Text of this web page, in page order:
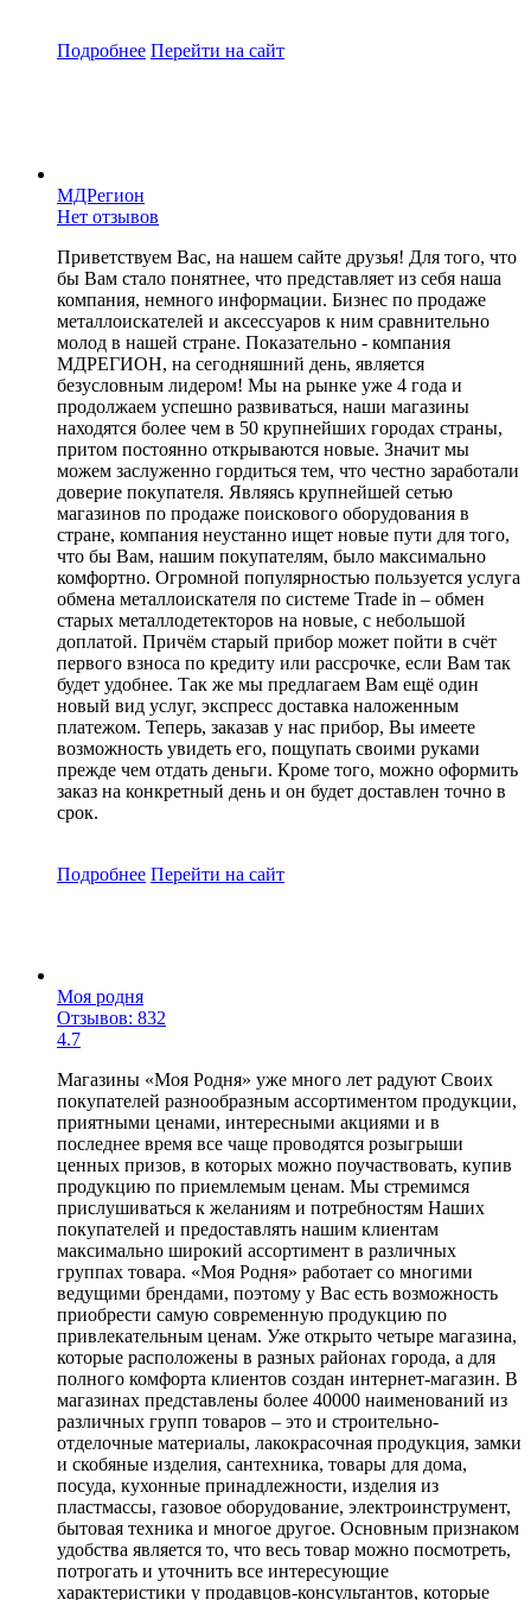
Подробнее Перейти на сайт
МДРегион
Нет отзывов
Приветствуем Вас, на нашем сайте друзья! Для того, что
бы Вам стало понятнее, что представляет из себя наша
компания, немного информации. Бизнес по продаже
металлоискателей и аксессуаров к ним сравнительно
молод в нашей стране. Показательно - компания
МДРЕГИОН, на сегодняшний день, является
безусловным лидером! Мы на рынке уже 4 года и
продолжаем успешно развиваться, наши магазины
находятся более чем в 50 крупнейших городах страны,
притом постоянно открываются новые. Значит мы
можем заслуженно гордиться тем, что честно заработали
доверие покупателя. Являясь крупнейшей сетью
магазинов по продаже поискового оборудования в
стране, компания неустанно ищет новые пути для того,
что бы Вам, нашим покупателям, было максимально
комфортно. Огромной популярностью пользуется услуга
обмена металлоискателя по системе Trade in – обмен
старых металлодетекторов на новые, с небольшой
доплатой. Причём старый прибор может пойти в счёт
первого взноса по кредиту или рассрочке, если Вам так
будет удобнее. Так же мы предлагаем Вам ещё один
новый вид услуг, экспресс доставка наложенным
платежом. Теперь, заказав у нас прибор, Вы имеете
возможность увидеть его, пощупать своими руками
прежде чем отдать деньги. Кроме того, можно оформить
заказ на конкретный день и он будет доставлен точно в
срок.
Подробнее Перейти на сайт
Моя родня
Отзывов: 832
4.7
Магазины «Моя Родня» уже много лет радуют Своих
покупателей разнообразным ассортиментом продукции,
приятными ценами, интересными акциями и в
последнее время все чаще проводятся розыгрыши
ценных призов, в которых можно поучаствовать, купив
продукцию по приемлемым ценам. Мы стремимся
прислушиваться к желаниям и потребностям Наших
покупателей и предоставлять нашим клиентам
максимально широкий ассортимент в различных
группах товара. «Моя Родня» работает со многими
ведущими брендами, поэтому у Вас есть возможность
приобрести самую современную продукцию по
привлекательным ценам. Уже открыто четыре магазина,
которые расположены в разных районах города, а для
полного комфорта клиентов создан интернет-магазин. В
магазинах представлены более 40000 наименований из
различных групп товаров – это и строительно-
отделочные материалы, лакокрасочная продукция, замки
и скобяные изделия, сантехника, товары для дома,
посуда, кухонные принадлежности, изделия из
пластмассы, газовое оборудование, электроинструмент,
бытовая техника и многое другое. Основным признаком
удобства является то, что весь товар можно посмотреть,
потрогать и уточнить все интересующие
характеристики у продавцов-консультантов, которые